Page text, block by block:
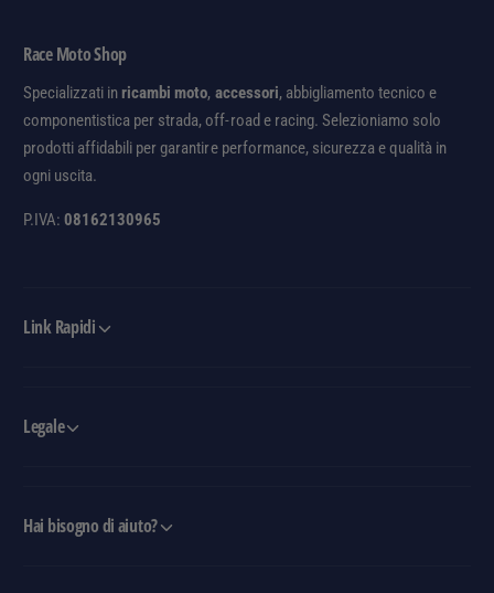
Race Moto Shop
Specializzati in ricambi moto, accessori, abbigliamento tecnico e
componentistica per strada, off-road e racing. Selezioniamo solo
prodotti affidabili per garantire performance, sicurezza e qualità in
ogni uscita.
P.IVA:08162130965
Link Rapidi
Legale
Hai bisogno di aiuto?